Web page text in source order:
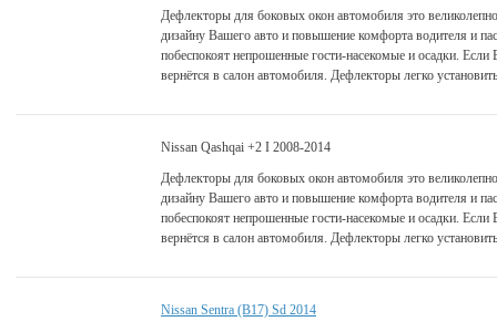
Дефлекторы для боковых окон автомобиля это
дизайну Вашего авто и повышение комфорта водителя и
побеспокоят непрошенные гости-насекомые и осадки.
вернётся в салон автомобиля. Дефлекторы легко
Nissan Qashqai +2 I 2008-2014
Дефлекторы для боковых окон автомобиля это
дизайну Вашего авто и повышение комфорта водителя и
побеспокоят непрошенные гости-насекомые и осадки.
вернётся в салон автомобиля. Дефлекторы легко
Nissan Sentra (B17) Sd 2014